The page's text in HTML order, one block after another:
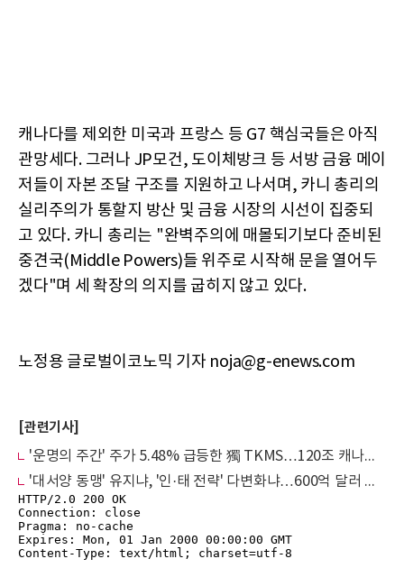
캐나다를 제외한 미국과 프랑스 등 G7 핵심국들은 아직
관망세다. 그러나 JP모건, 도이체방크 등 서방 금융 메이
저들이 자본 조달 구조를 지원하고 나서며, 카니 총리의
실리주의가 통할지 방산 및 금융 시장의 시선이 집중되
고 있다. 카니 총리는 "완벽주의에 매몰되기보다 준비된
중견국(Middle Powers)들 위주로 시작해 문을 열어두
겠다"며 세 확장의 의지를 굽히지 않고 있다.
노정용 글로벌이코노믹 기자 noja@g-enews.com
[관련기사]
'운명의 주간' 주가 5.48% 급등한 獨 TKMS…120조 캐나다·21조 국방부 연쇄 빅딜 카운트다운
'대서양 동맹' 유지냐, '인·태 전략' 다변화냐…600억 달러 캐나다 잠수함 빅딜의 지정학